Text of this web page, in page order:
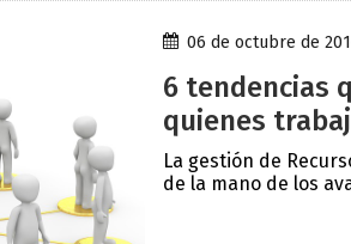
06 de octubre de
6 tendencias
quienes
La gestión de
de la mano de los